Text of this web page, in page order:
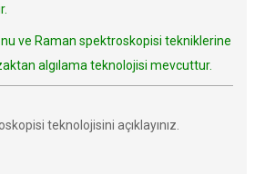
ve Raman spektroskopisi tekniklerine
algılama teknolojisi mevcuttur.
teknolojisini açıklayınız.